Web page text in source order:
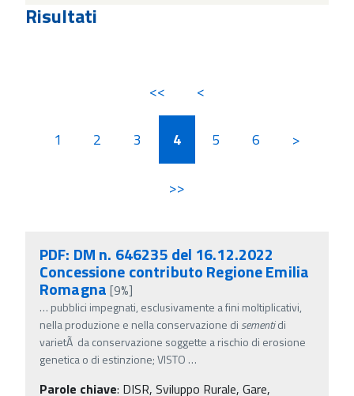
Risultati
<< <
1 2 3 4 5 6 >
>>
PDF: DM n. 646235 del 16.12.2022
Concessione contributo Regione Emilia
Romagna [9%]
… pubblici impegnati, esclusivamente a fini moltiplicativi,
nella produzione e nella conservazione di sementidi
varietÃ da conservazione soggette a rischio di erosione
genetica o di estinzione; VISTO …
Parole chiave: DISR, Sviluppo Rurale, Gare,